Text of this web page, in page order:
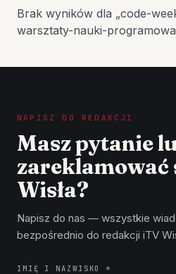
Brak wyników dla „code-
warsztaty-nauki-
NAPISZ DO REDAKCJI
Masz pytanie
zareklamować
Wisła?
Napisz do nas — wszystkie
bezpośrednio do redakcji iTV
IMIĘ I NAZWISKO *